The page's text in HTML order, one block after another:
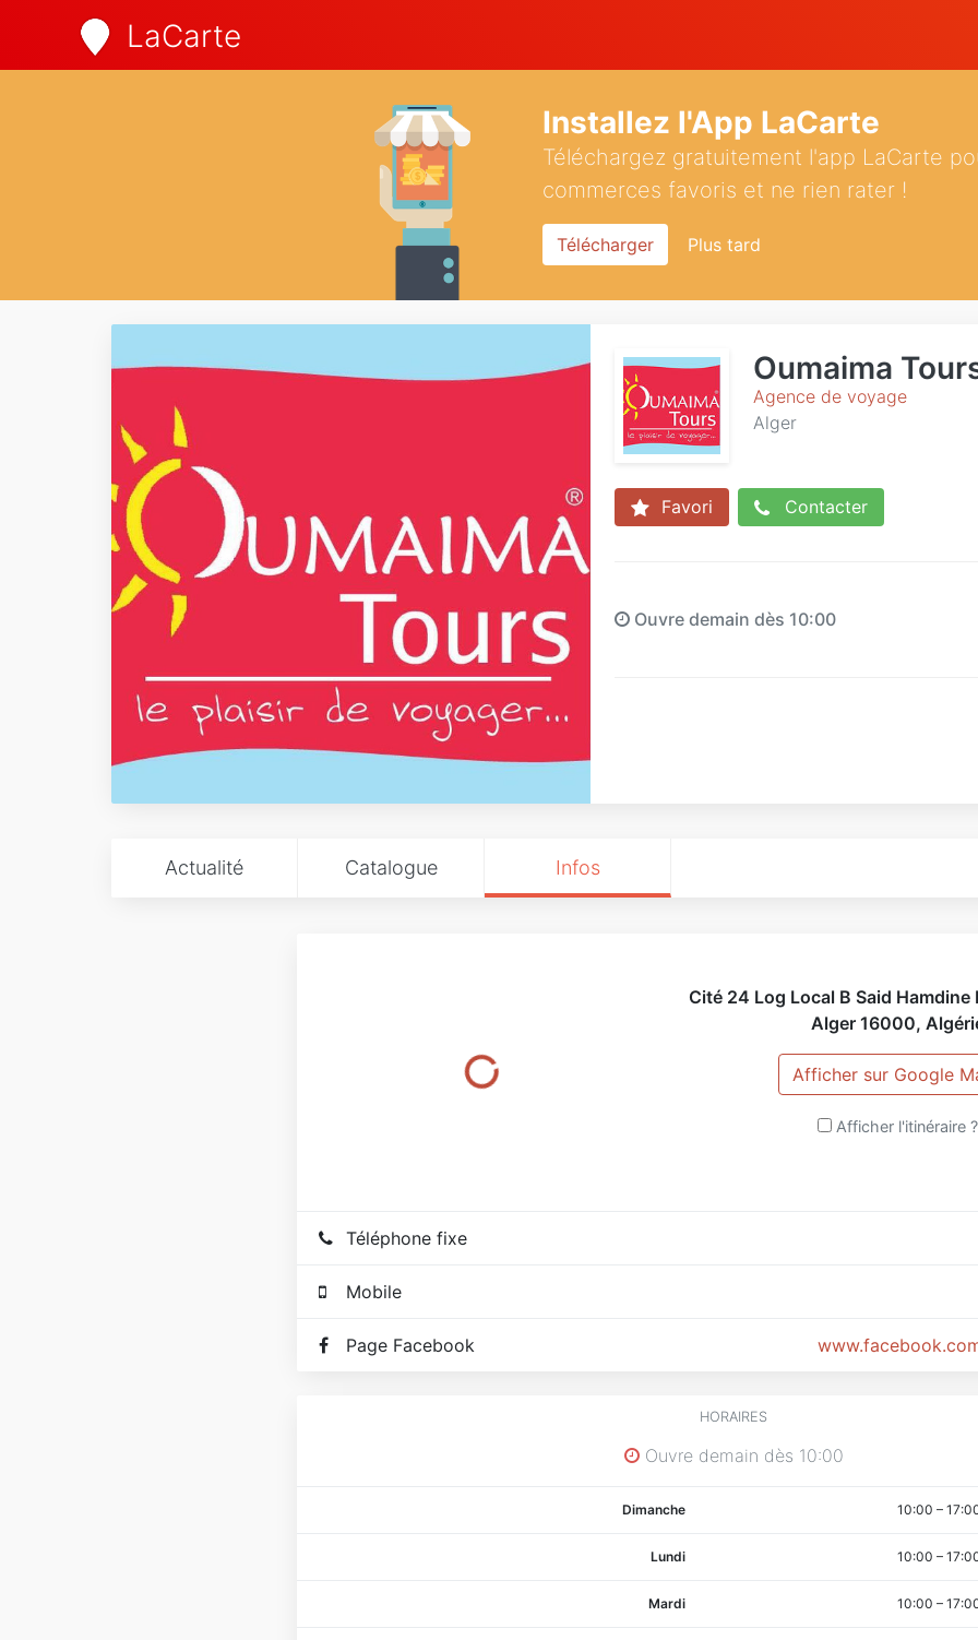
LaCarte
Installez l'App LaCarte
Téléchargez gratuitement l'app LaCarte
commerces favoris et ne rien rater !
Télécharger Plus tard
Oumaima
Agence de voyage
Alger
Favori Contacter
Ouvre demain dès 10:00
Actualité Catalogue Infos
Cité 24 Log Local B Said Hamdine
Alger 16000,
Afficher sur Google
Afficher l'itinéraire ?
Téléphone fixe
Mobile
Page Facebook
HORAIRES
Ouvre demain dès 10:00
Dimanche 10:00 –
Lundi 10:00 –
Mardi 10:00 –